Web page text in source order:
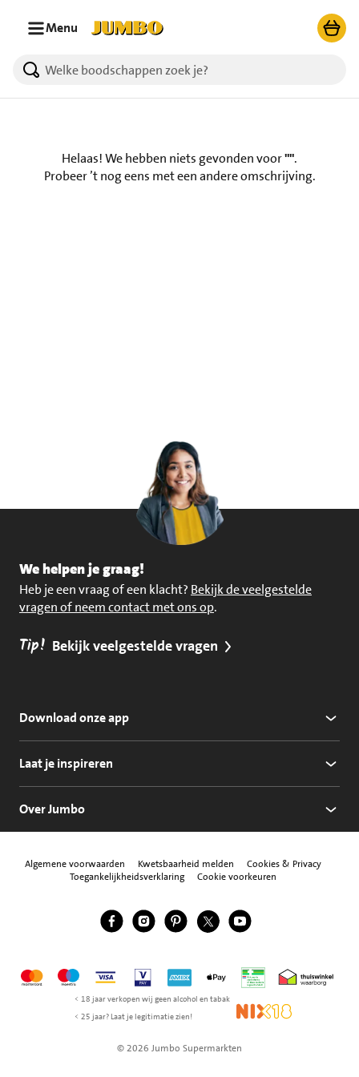
Menu
Helaas! We hebben niets gevonden voor"".
Probeer ’t nog eens met een andere omschrijving.
We helpen je graag!
Heb je een vraag of een klacht? Bekijk de veelgestelde
vragen of neem contact met ons op.
Tip! Bekijk veelgestelde vragen
Download onze app
Laat je inspireren
Over Jumbo
Algemene voorwaarden Kwetsbaarheid melden
Cookies & Privacy
Toegankelijkheidsverklaring
Cookie voorkeuren
Volg ons
Jumbo Facebook
Jumbo Instagram
Jumbo Pinterest
Jumbo Twitter
Jumbo YouTube
MastercardMaestroVisa Vpay American Express
Apple Pay Thuiswinkel
< 18 jaar verkopen wij geen alcohol en tabak
< 25 jaar? Laat je legitimatie zien!
NIX18
© 2026 Jumbo Supermarkten